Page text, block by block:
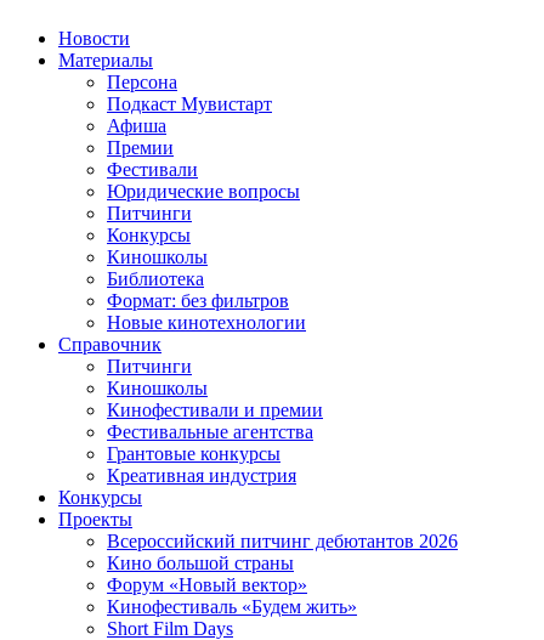
Новости
Материалы
Персона
Подкаст Мувистарт
Афиша
Премии
Фестивали
Юридические вопросы
Питчинги
Конкурсы
Киношколы
Библиотека
Формат: без фильтров
Новые кинотехнологии
Справочник
Питчинги
Киношколы
Кинофестивали и премии
Фестивальные агентства
Грантовые конкурсы
Креативная индустрия
Конкурсы
Проекты
Всероссийский питчинг дебютантов 2026
Кино большой страны
Форум «Новый вектор»
Кинофестиваль «Будем жить»
Short Film Days